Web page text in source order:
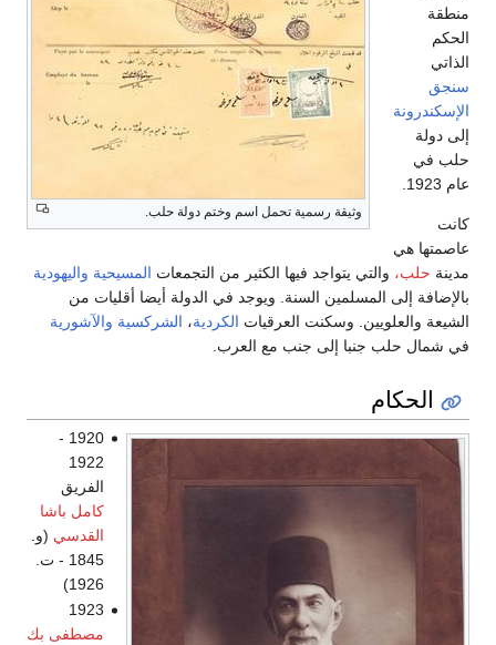
وثيقة رسمية تحمل اسم وختم دولة حلب.
منطقة
الحكم
الذاتي
سنجق
الإسكندرونة
إلى دولة
حلب في
عام 1923.
كانت
عاصمتها هي
مدينة حلب، والتي يتواجد فيها الكثير من التجمعات المسيحية واليهودية
بالإضافة إلى المسلمين السنة. ويوجد في الدولة أيضا أقليات من
الشيعة والعلويين. وسكنت العرقيات الكردية، الشركسية والآشورية
في شمال حلب جنبا إلى جنب مع العرب.
الحكام
1920 -
1922
الفريق
كامل باشا
القدسي (و.
1845 - ت.
1926)
1923
مصطفى بك